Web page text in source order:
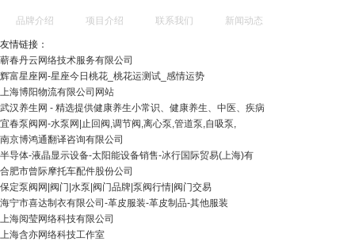
品牌介绍 项目介绍 联系我们 新闻动态
友情链接：
蕲春丹云网络技术服务有限公司
辉富星座网-星座今日桃花_桃花运测试_感情运势
上海博阳物流有限公司网站
武汉养生网 - 精选提供健康养生小常识、健康养生、中医、疾病
宜春泵阀网-水泵网|止回阀,调节阀,离心泵,管道泵,自吸泵,
南京博鸿通翻译咨询有限公司
半导体-液晶显示设备-太阳能设备销售-冰行国际贸易(上海)有
合肥市曾际摩托车配件股份公司
保定泵阀网|阀门|水泵|阀门品牌|泵阀行情|阀门交易
海宁市喜达制衣有限公司-革皮服装-革皮制品-其他服装
上海阅莹网络科技有限公司
上海含亦网络科技工作室